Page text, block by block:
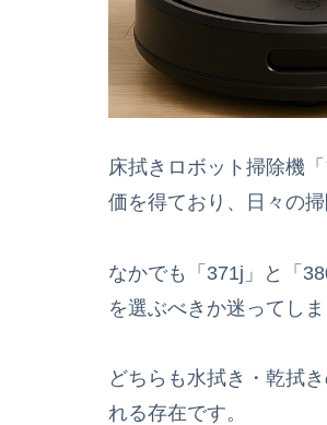
床拭きロボット掃除機
価を得ており、日々の
なかでも「371j」と「
を選ぶべきか迷ってし
どちらも水拭き・乾拭
れる存在です。